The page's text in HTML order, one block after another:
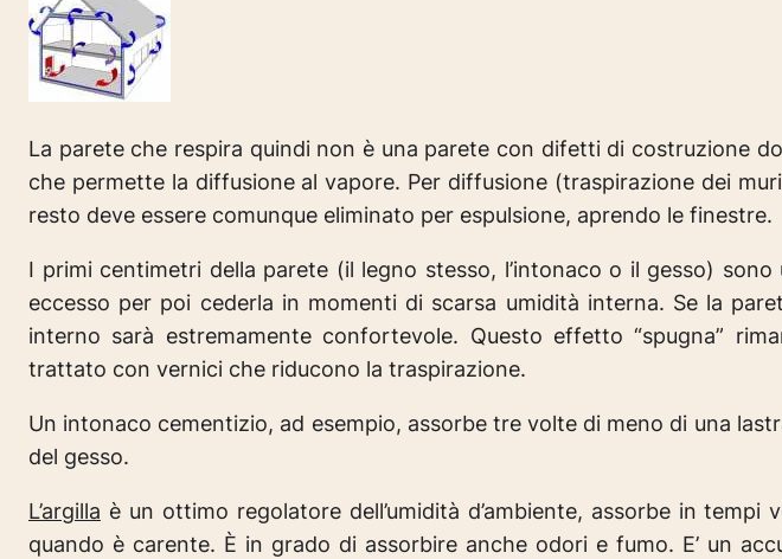
La parete che respira quindi non è una parete con difetti di costruzione
che permette la diffusione al vapore. Per diffusione (traspirazione dei
resto deve essere comunque eliminato per espulsione, aprendo le finestre.
I primi centimetri della parete (il legno stesso, l’intonaco o il gesso)
eccesso per poi cederla in momenti di scarsa umidità interna. Se la
interno sarà estremamente confortevole. Questo effetto “spugna”
trattato con vernici che riducono la traspirazione.
Un intonaco cementizio, ad esempio, assorbe tre volte di meno di una
del gesso.
L’argilla è un ottimo regolatore dell’umidità d’ambiente, assorbe in tempi
quando è carente. È in grado di assorbire anche odori e fumo. E’ un